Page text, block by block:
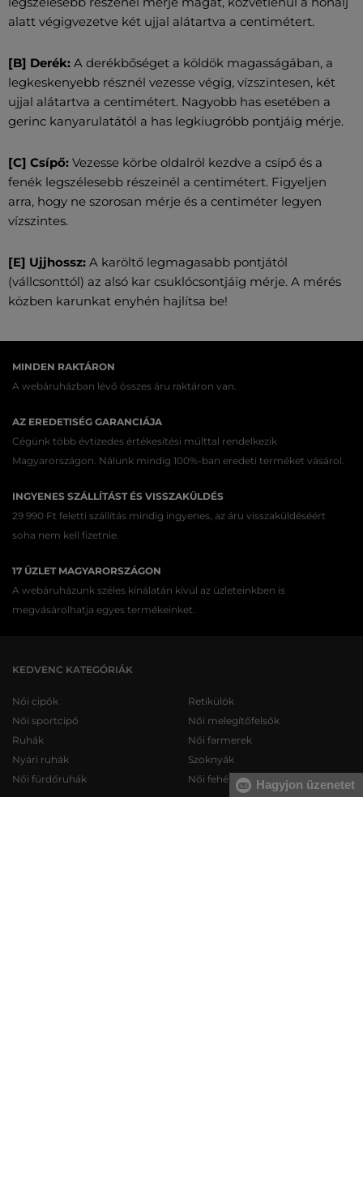
alatt végigvezetve két ujjal alátartva a centimétert.
[B] Derék: A derékbőséget a köldök magasságában, a
legkeskenyebb résznél vezesse végig, vízszintesen, két
ujjal alátartva a centimétert. Nagyobb has esetében a
gerinc kanyarulatától a has legkiugróbb pontjáig mérje.
[C] Csípő: Vezesse körbe oldalról kezdve a csípő és a
fenék legszélesebb részeinél a centimétert. Figyeljen
arra, hogy ne szorosan mérje és a centiméter legyen
vízszintes.
[E] Ujjhossz: A karöltő legmagasabb pontjától
(vállcsonttól) az alsó kar csuklócsontjáig mérje. A mérés
közben karunkat enyhén hajlítsa be!
MINDEN RAKTÁRON
A webáruházban lévő összes áru raktáron van.
AZ EREDETISÉG GARANCIÁJA
Cégünk több évtizedes értékesítési múlttal rendelkezik
Magyarországon. Nálunk mindig 100%-ban eredeti terméket vásárol.
INGYENES SZÁLLÍTÁST ÉS VISSZAKÜLDÉS
29 990 Ft feletti szállítás mindig ingyenes, az áru visszaküldéséért
soha nem kell fizetnie.
17 ÜZLET MAGYARORSZÁGON
A webáruházunk széles kínálatán kívül az üzleteinkben is
megvásárolhatja egyes termékeinket.
KEDVENC KATEGÓRIÁK
Női cipők
Női sportcipő
Ruhák
Nyári ruhák
Női fürdőruhák
Retikülök
Női melegítőfelsők
Női farmerek
Szoknyák
Női fehérneműkHagyjon üzenetet